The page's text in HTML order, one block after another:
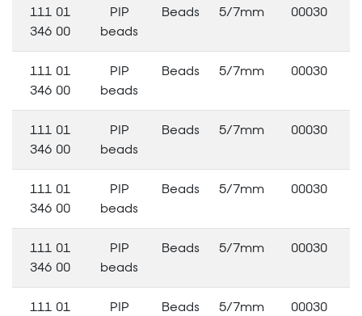
111 01
346 00
PIP
beads
Beads 5/7mm 00030
111 01
346 00
PIP
beads
Beads 5/7mm 00030
111 01
346 00
PIP
beads
Beads 5/7mm 00030
111 01
346 00
PIP
beads
Beads 5/7mm 00030
111 01
346 00
PIP
beads
Beads 5/7mm 00030
111 01
PIP
Beads 5/7mm 00030